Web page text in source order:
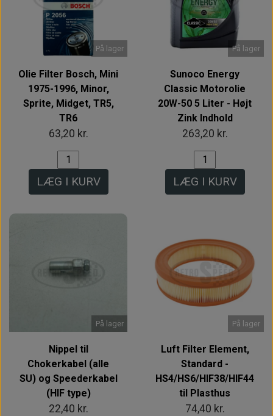
På lager
Olie Filter Bosch, Mini
1975-1996, Minor,
Sprite, Midget, TR5,
TR6
63,20 kr.
LÆG I KURV
På lager
Sunoco Energy
Classic Motorolie
20W-50 5 Liter - Højt
Zink Indhold
263,20 kr.
LÆG I KURV
På lager
Nippel til
Chokerkabel (alle
SU) og Speederkabel
(HIF type)
22,40 kr.
På lager
Luft Filter Element,
Standard -
HS4/HS6/HIF38/HIF44
til Plasthus
74,40 kr.